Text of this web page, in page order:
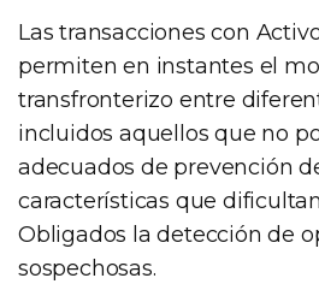
Las transacciones con
permiten en instantes el
transfronterizo entre
incluidos aquellos que no
adecuados de prevención
características que
Obligados la detección de
sospechosas.